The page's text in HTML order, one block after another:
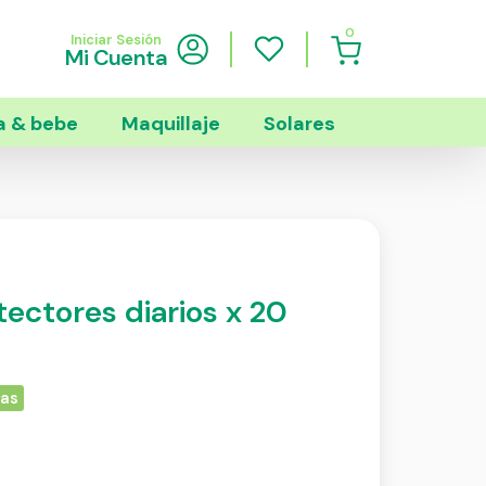
Iniciar Sesión
Mi Cuenta
0
& bebe Maquillaje Solares
diarios x 20